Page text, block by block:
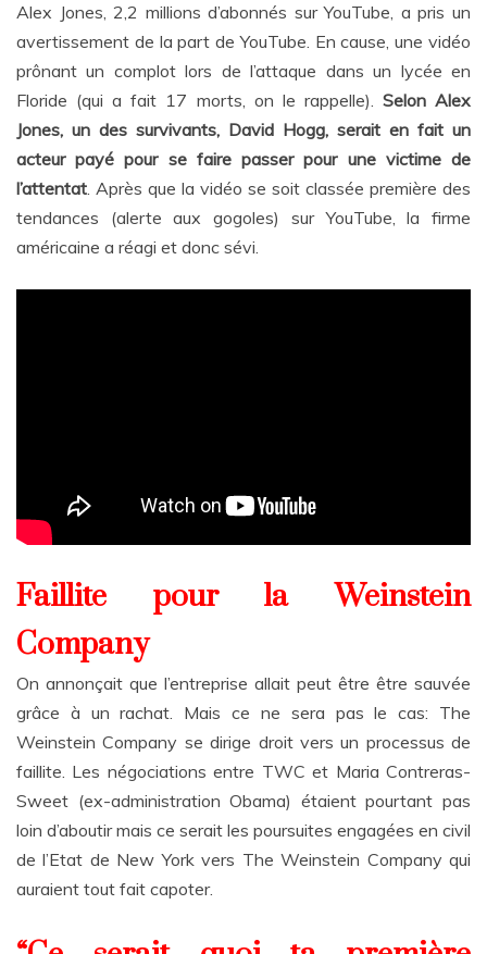
Alex Jones, 2,2 millions d’abonnés sur YouTube, a pris un
avertissement de la part de YouTube. En cause, une vidéo
prônant un complot lors de l’attaque dans un lycée en
Floride (qui a fait 17 morts, on le rappelle). Selon Alex
Jones, un des survivants, David Hogg, serait en fait un
acteur payé pour se faire passer pour une victime de
l’attentat. Après que la vidéo se soit classée première des
tendances (alerte aux gogoles) sur YouTube, la firme
américaine a réagi et donc sévi.
Faillite pour la Weinstein
Company
On annonçait que l’entreprise allait peut être être sauvée
grâce à un rachat. Mais ce ne sera pas le cas: The
Weinstein Company se dirige droit vers un processus de
faillite. Les négociations entre TWC et Maria Contreras-
Sweet (ex-administration Obama) étaient pourtant pas
loin d’aboutir mais ce serait les poursuites engagées en civil
de l’Etat de New York vers The Weinstein Company qui
auraient tout fait capoter.